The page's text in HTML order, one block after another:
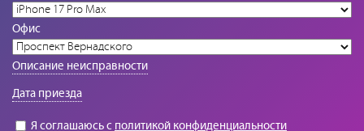
Офис
Описание неисправности
Дата приезда
Я соглашаюсь с политикой конфиденциальности